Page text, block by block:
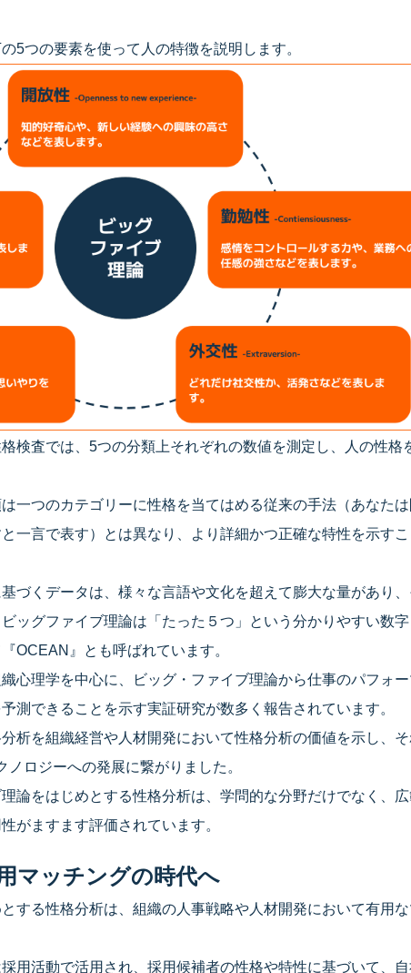
5つの要素を使って人の特徴を説明します。
検査では、5つの分類上それぞれの数値を測定し、人の性格
一つのカテゴリーに性格を当てはめる従来の手法（あなた
一言で表す）とは異なり、より詳細かつ正確な特性を示す
づくデータは、様々な言語や文化を超えて膨大な量があり
ッグファイブ理論は「たった５つ」という分かりやすい数
OCEAN』とも呼ばれています。
心理学を中心に、ビッグ・ファイブ理論から仕事のパフォー
測できることを示す実証研究が数多く報告されています。
析を組織経営や人材開発において性格分析の価値を示し、
ロジーへの発展に繋がりました。
論をはじめとする性格分析は、学問的な分野だけでなく、
がますます評価されています。
マッチングの時代へ
する性格分析は、組織の人事戦略や人材開発において有用
用活動で活用され、採用候補者の性格や特性に基づいて、